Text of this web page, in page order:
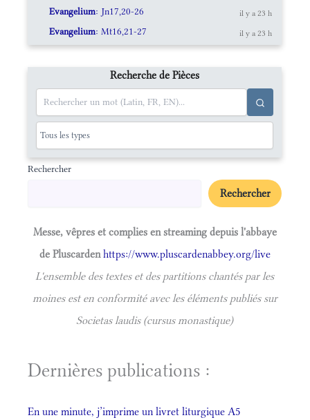
Evangelium: Jn17,20-26 il y a 23 h
Evangelium: Mt16,21-27 il y a 23 h
Recherche de Pièces
Rechercher
Rechercher
Messe, vêpres et complies en streaming depuis l'abbaye
de Pluscardenhttps://www.pluscardenabbey.org/live
L'ensemble des textes et des partitions chantés par les
moines est en conformité avec les éléments publiés sur
Societas laudis (cursus monastique)
Dernières publications :
En une minute, j’imprime un livret liturgique A5